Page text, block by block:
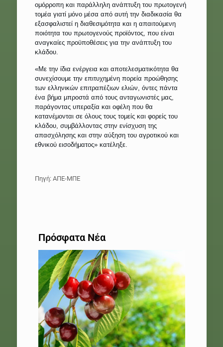
ομόρροπη και παράλληλη ανάπτυξη του πρωτογενή
τομέα γιατί μόνο μέσα από αυτή την διαδικασία θα
εξασφαλιστεί η διαθεσιμότητα και η απαιτούμενη
ποιότητα του πρωτογενούς προϊόντος, που είναι
αναγκαίες προϋποθέσεις για την ανάπτυξη του
κλάδου.
«Με την ίδια ενέργεια και αποτελεσματικότητα θα
συνεχίσουμε την επιτυχημένη πορεία προώθησης
των ελληνικών επιτραπέζιων ελιών, όντες πάντα
ένα βήμα μπροστά από τους ανταγωνιστές μας,
παράγοντας υπεραξία και οφέλη που θα
κατανέμονται σε όλους τους τομείς και φορείς του
κλάδου, συμβάλλοντας στην ενίσχυση της
απασχόλησης και στην αύξηση του αγροτικού και
εθνικού εισοδήματος» κατέληξε.
Πηγή: ΑΠΕ-ΜΠΕ
Πρόσφατα Νέα